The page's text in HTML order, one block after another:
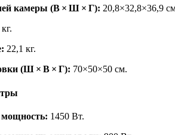
камеры (В × Ш × Г): 20,8×32,8×36,9
22,1 кг.
(Ш × В × Г): 70×50×50 см.
1450 Вт.